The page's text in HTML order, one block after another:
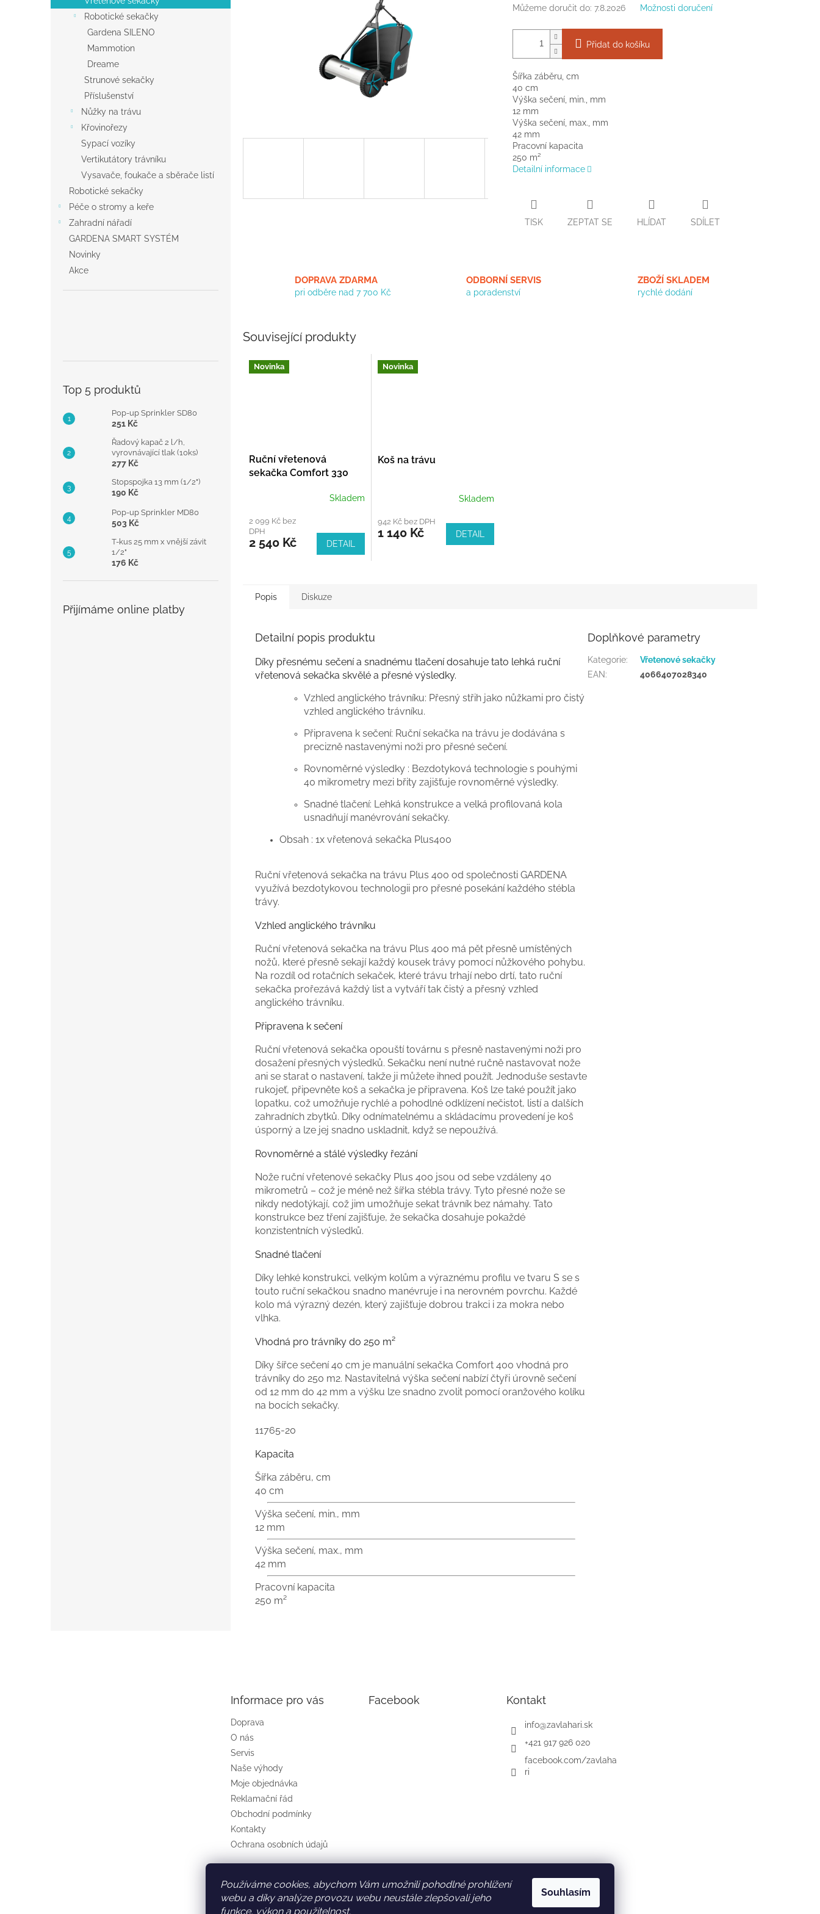
Používáme cookies, abychom Vám umožnili pohodlné prohlížení
webu a díky analýze provozu webu neustále zlepšovali jeho
funkce, výkon a použitelnost.
Souhlasím
a
Robotické sekačky
Gardena SILENO
Mammotion
Dreame
Strunové sekačky
Příslušenství
Nůžky na trávu
Křovinořezy
Sypací vozíky
Vertikutátory trávníku
Vysavače, foukače a sběrače listí
Robotické sekačky
Péče o stromy a keře
Zahradní nářadí
GARDENA SMART SYSTÉM
Novinky
Akce
Top 5 produktů
Pop-up Sprinkler SD80
251 Kč
Řadový kapač 2 l/h,
vyrovnávající tlak (10ks)
277 Kč
Stopspojka 13 mm (1/2")
190 Kč
Pop-up Sprinkler MD80
503 Kč
T-kus 25 mm x vnější závit
1/2"
176 Kč
Přijímáme online platby
Můžeme doručit do: 7.8.2026 Možnosti doručení
Přidat do košíku
Šířka záběru, cm
40 cm
Výška sečení, min., mm
12 mm
Výška sečení, max., mm
42 mm
Pracovní kapacita
250 m²
Detailní informace
TISK ZEPTAT SE HLÍDAT SDÍLET
DOPRAVA ZDARMA
pri odběre nad 7 700 Kč
ODBORNÍ SERVIS
a poradenství
ZBOŽÍ SKLADEM
rychlé dodání
Související produkty
Novinka
Ruční vřetenová
sekačka Comfort 330
Skladem
2 099 Kč bez
DPH
2 540 Kč DETAIL
Novinka
Koš na trávu
Skladem
942 Kč bez DPH
1 140 Kč DETAIL
Popis Diskuze
Detailní popis produktu
Díky přesnému sečení a snadnému tlačení dosahuje tato lehká ruční
vřetenová sekačka skvělé a přesné výsledky.
Vzhled anglického trávníku: Přesný střih jako nůžkami pro čistý
vzhled anglického trávníku.
Připravena k sečení: Ruční sekačka na trávu je dodávána s
precizně nastavenými noži pro přesné sečení.
Rovnoměrné výsledky : Bezdotyková technologie s pouhými
40 mikrometry mezi břity zajišťuje rovnoměrné výsledky.
Snadné tlačení: Lehká konstrukce a velká profilovaná kola
usnadňují manévrování sekačky.
Obsah : 1x vřetenová sekačka Plus400
Ruční vřetenová sekačka na trávu Plus 400 od společnosti GARDENA
využívá bezdotykovou technologii pro přesné posekání každého stébla
trávy.
Vzhled anglického trávníku
Ruční vřetenová sekačka na trávu Plus 400 má pět přesně umístěných
nožů, které přesně sekají každý kousek trávy pomocí nůžkového pohybu.
Na rozdíl od rotačních sekaček, které trávu trhají nebo drtí, tato ruční
sekačka prořezává každý list a vytváří tak čistý a přesný vzhled
anglického trávníku.
Připravena k sečení
Ruční vřetenová sekačka opouští továrnu s přesně nastavenými noži pro
dosažení přesných výsledků. Sekačku není nutné ručně nastavovat nože
ani se starat o nastavení, takže ji můžete ihned použít. Jednoduše sestavte
rukojeť, připevněte koš a sekačka je připravena. Koš lze také použít jako
lopatku, což umožňuje rychlé a pohodlné odklízení nečistot, listí a dalších
zahradních zbytků. Díky odnímatelnému a skládacímu provedení je koš
úsporný a lze jej snadno uskladnit, když se nepoužívá.
Rovnoměrné a stálé výsledky řezání
Nože ruční vřetenové sekačky Plus 400 jsou od sebe vzdáleny 40
mikrometrů – což je méně než šířka stébla trávy. Tyto přesné nože se
nikdy nedotýkají, což jim umožňuje sekat trávník bez námahy. Tato
konstrukce bez tření zajišťuje, že sekačka dosahuje pokaždé
konzistentních výsledků.
Snadné tlačení
Díky lehké konstrukci, velkým kolům a výraznému profilu ve tvaru S se s
touto ruční sekačkou snadno manévruje i na nerovném povrchu. Každé
kolo má výrazný dezén, který zajišťuje dobrou trakci i za mokra nebo
vlhka.
Vhodná pro trávníky do 250 m²
Díky šířce sečení 40 cm je manuální sekačka Comfort 400 vhodná pro
trávníky do 250 m2. Nastavitelná výška sečení nabízí čtyři úrovně sečení
od 12 mm do 42 mm a výšku lze snadno zvolit pomocí oranžového kolíku
na bocích sekačky.
11765-20
Kapacita
Šířka záběru, cm
40 cm
Výška sečení, min., mm
12 mm
Výška sečení, max., mm
42 mm
Pracovní kapacita
250 m²
Doplňkové parametry
Kategorie:
Vřetenové sekačky
EAN: 4066407028340
Informace pro vás
Doprava
O nás
Servis
Naše výhody
Moje objednávka
Reklamační řád
Obchodní podmínky
Kontakty
Ochrana osobních údajů
Facebook Kontakt
info@zavlahari.sk
+421 917 926 020
facebook.com/zavlaha
ri
AT DE